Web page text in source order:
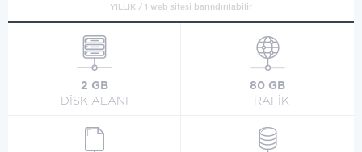
YILLIK / 1 web sitesi barındırılabilir
2 GB
DİSK ALANI
80 GB
TRAFİK